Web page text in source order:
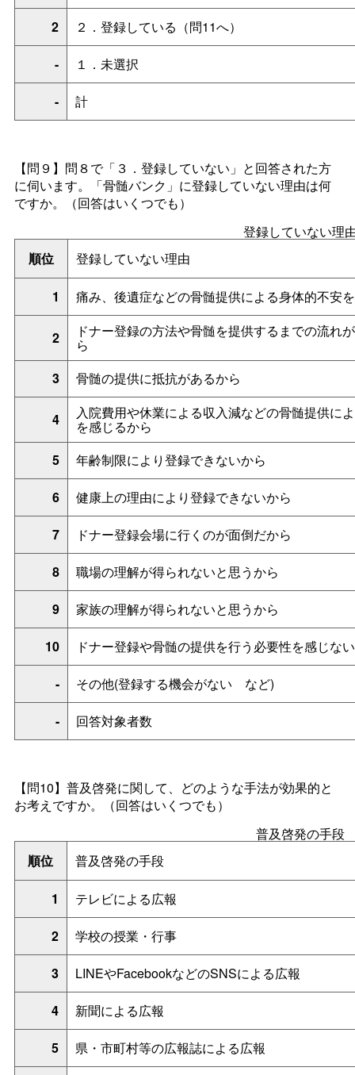
2 ２．登録している（問11へ）
- １．未選択
- 計
【問９】問８で「３．登録していない」と回答された方
に伺います。「骨髄バンク」に登録していない理由は何
ですか。（回答はいくつでも）
登録していない理
順位
登録していない理由
1 痛み、後遺症などの骨髄提供による身体的不安
2 ドナー登録の方法や骨髄を提供するまでの流れ
ら
3
骨髄の提供に抵抗があるから
4 入院費用や休業による収入減などの骨髄提供に
を感じるから
5
年齢制限により登録できないから
6 健康上の理由により登録できないから
7 ドナー登録会場に行くのが面倒だから
8 職場の理解が得られないと思うから
9 家族の理解が得られないと思うから
10 ドナー登録や骨髄の提供を行う必要性を感じな
- その他(登録する機会がない など)
- 回答対象者数
【問10】普及啓発に関して、どのような手法が効果的と
お考えですか。（回答はいくつでも）
普及啓発の手段
順位
普及啓発の手段
1 テレビによる広報
2 学校の授業・行事
3 LINEやFacebookなどのSNSによる広報
4 新聞による広報
5 県・市町村等の広報誌による広報